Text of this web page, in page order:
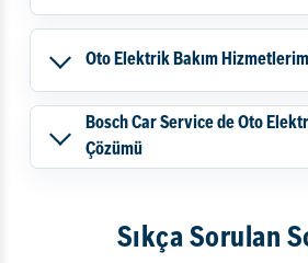
Oto Elektrik Bakım
Bosch Car Service de Oto
Çözümü
Sıkça Sorulan